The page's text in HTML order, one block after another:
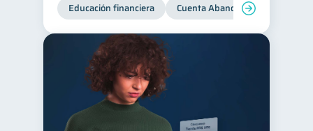
Educación financiera Cuenta Abandonada